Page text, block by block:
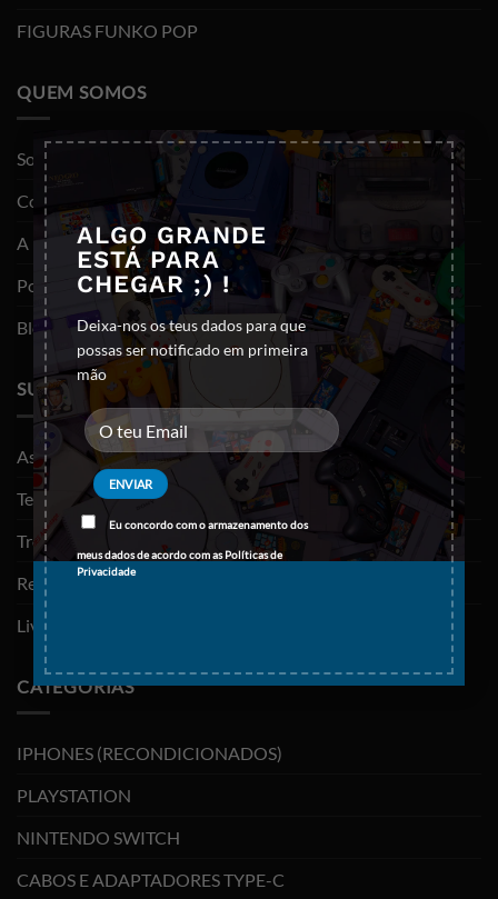
ALGO GRANDE
ESTÁ PARA
CHEGAR ;) !
Deixa-nos os teus dados para que
possas ser notificado em primeira
mão
Eu concordo com o armazenamento dos
meus dados de acordo com asPolíticas de
Privacidade
×
FIGURAS FUNKO POP
QUEM SOMOS
Sobre nós
Contactos
A minha conta
Política de privacidade
Blog
SUPORTE
As minhas encomendas
Termos e Condições
Trocas e devoluções
Resolução de litígios
Livro de reclamações
CATEGORIAS
IPHONES (RECONDICIONADOS)
PLAYSTATION
NINTENDO SWITCH
CABOS E ADAPTADORES TYPE-C